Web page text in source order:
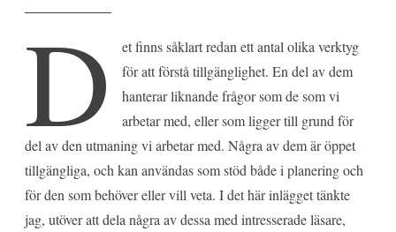
D
et finns såklart redan ett antal olika verktyg
för att förstå tillgänglighet. En del av dem
hanterar liknande frågor som de som vi
arbetar med, eller som ligger till grund för
del av den utmaning vi arbetar med. Några av dem är öppet
tillgängliga, och kan användas som stöd både i planering och
för den som behöver eller vill veta. I det här inlägget tänkte
jag, utöver att dela några av dessa med intresserade läsare,